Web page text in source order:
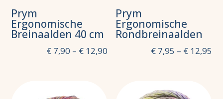
Prym
Ergonomische
Breinaalden 40 cm
€7,90 – €12,90
Prym
Ergonomische
Rondbreinaalden
€7,95 – €12,95